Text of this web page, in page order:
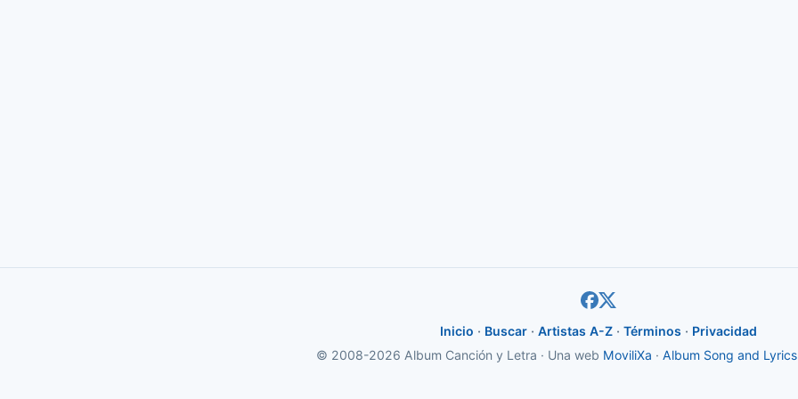
Inicio · Buscar · Artistas A-Z · Términos · Privacidad
© 2008-2026 Album Canción y Letra · Una web MoviliXa · Album Song and Lyrics